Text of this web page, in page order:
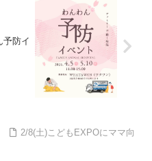
予防イ
2/8(土)こどもEXPOにママ向